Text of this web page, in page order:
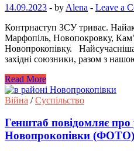
14.09.2023 - by Alena - Leave a
Контрнаступ ЗСУ триває.
Марфопіль, Новопокровку,
Новопрокопівку.
західні союзники, разом з
Read More
Війна /Суспільство
Генштаб повідомляє про
Новопрокопівки (ФОТО)